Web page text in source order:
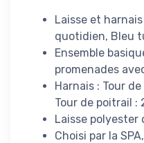
Laisse et
quotidien, Bleu
Ensemble
promenades
Harnais : Tour
Tour de poitrail :
Laisse polyester
Choisi par la